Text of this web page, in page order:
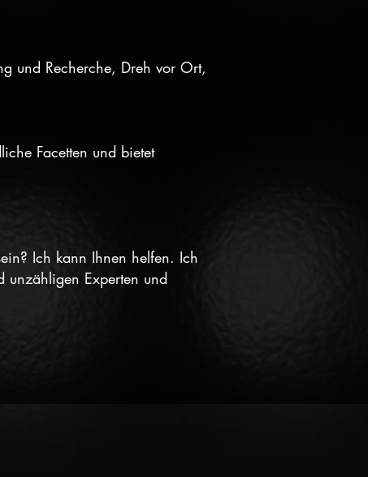
und Recherche, Dreh vor Ort,
Facetten und bietet
Ich kann Ihnen helfen. Ich
unzähligen Experten und